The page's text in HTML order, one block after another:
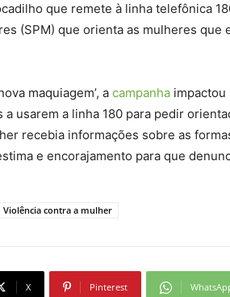
que remete à linha telefônica
(SPM) que orienta as mulheres que
maquiagem’, a campanha impactou
usarem a linha 180 para pedir
recebia informações sobre as
e encorajamento para que
Violência contra a mulher
X Pinterest